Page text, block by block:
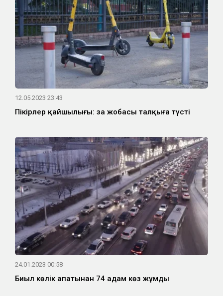
12.05.2023 23:43
Пікірлер қайшылығы: заң жобасы талқыға түсті
24.01.2023 00:58
Биыл көлік апатынан 74 адам көз жұмды